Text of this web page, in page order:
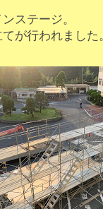
ステージ。
が行われまし